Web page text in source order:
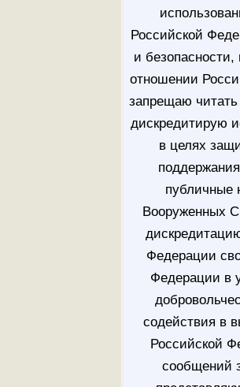
Российской
и безопасности,
отношении
запрещаю читать
дискредитирую
в целях
публичные
Вооруженных
Федерации
Федерации в
содействия в
Российской
сообщений